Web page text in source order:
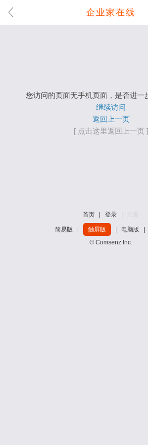
企业家在线
您访问的页面无手机页面，是否进一
继续访问
返回上一页
[ 点击这里返回上一页 ]
首页 登录
简易版 触屏版 电脑版
© Comsenz Inc.